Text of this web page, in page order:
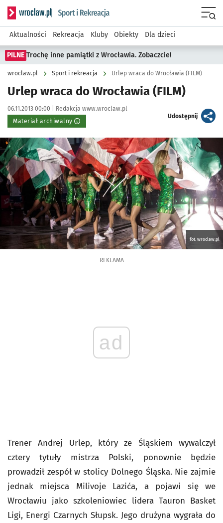
Serwis informacyjny wroclaw.pl podserwis: Sport i rekreacja
Aktualności Rekreacja Kluby Obiekty Dla dzieci
PILNE Trochę inne pamiątki z Wrocławia. Zobaczcie!
wroclaw.pl Sport i rekreacja Urlep wraca do Wrocławia (FILM)
Urlep wraca do Wrocławia (FILM)
Data publikacji:
06.11.2013 00:00 | Autor:
Redakcja www.wroclaw.pl
Materiał archiwalny
Udostępnijartykuł
Kliknij, aby powiększyć
fot. wroclaw.pl
REKLAMA
ad
Trener Andrej Urlep, który ze Śląskiem wywalczył
cztery tytuły mistrza Polski, ponownie będzie
prowadził zespół w stolicy Dolnego Śląska. Nie zajmie
jednak miejsca Milivoje Lazića, a pojawi się we
Wrocławiu jako szkoleniowiec lidera Tauron Basket
Ligi, Energi Czarnych Słupsk. Jego drużyna wygrała do